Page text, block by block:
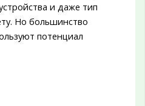
и даже тип
Но большинство
потенциал